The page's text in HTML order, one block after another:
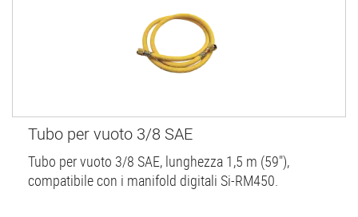
Tubo per vuoto 3/8 SAE
Tubo per vuoto 3/8 SAE, lunghezza 1,5 m (59"),
compatibile con i manifold digitali Si-RM450.